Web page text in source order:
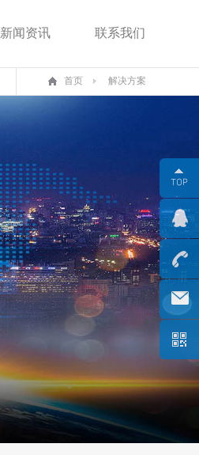
新闻资讯 联系我们
首页 解决方案